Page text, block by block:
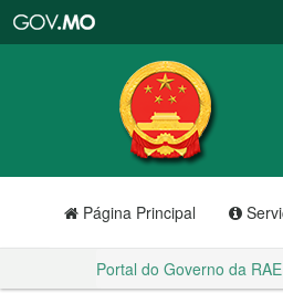
RAE
de
Macau
Página Principal
Portal do Governo da